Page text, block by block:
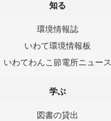
知る
環境情報誌
いわて環境情報板
いわてわんこ節電所ニュース
学ぶ
図書の貸出